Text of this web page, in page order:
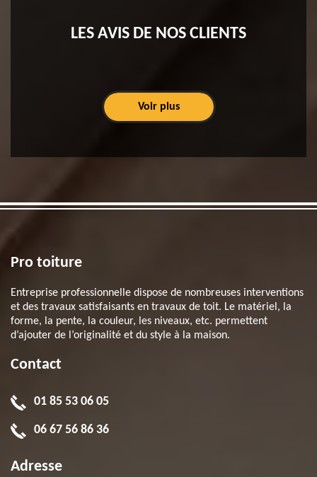
LES AVIS DE NOS CLIENTS
Voir plus
Pro toiture
Entreprise professionnelle dispose de nombreuses interventions
et des travaux satisfaisants en travaux de toit. Le matériel, la
forme, la pente, la couleur, les niveaux, etc. permettent
d’ajouter de l’originalité et du style à la maison.
Contact
01 85 53 06 05
06 67 56 86 36
Adresse